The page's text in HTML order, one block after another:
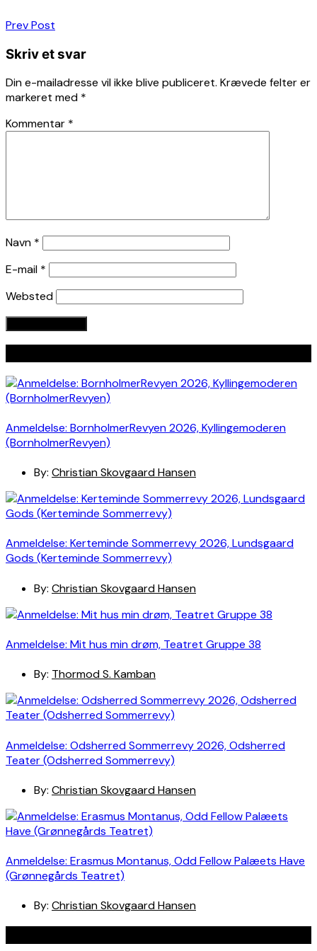
Indlægsnavigation
Prev Post
Skriv et svar
Din e-mailadresse vil ikke blive publiceret. Krævede felter er
markeret med *
Kommentar *
Navn *
E-mail *
Websted
Anmeldelse: BornholmerRevyen 2026, Kyllingemoderen
(BornholmerRevyen)
By: Christian Skovgaard Hansen
Anmeldelse: Kerteminde Sommerrevy 2026, Lundsgaard
Gods (Kerteminde Sommerrevy)
By: Christian Skovgaard Hansen
Anmeldelse: Mit hus min drøm, Teatret Gruppe 38
By: Thormod S. Kamban
Anmeldelse: Odsherred Sommerrevy 2026, Odsherred
Teater (Odsherred Sommerrevy)
By: Christian Skovgaard Hansen
Anmeldelse: Erasmus Montanus, Odd Fellow Palæets Have
(Grønnegårds Teatret)
By: Christian Skovgaard Hansen